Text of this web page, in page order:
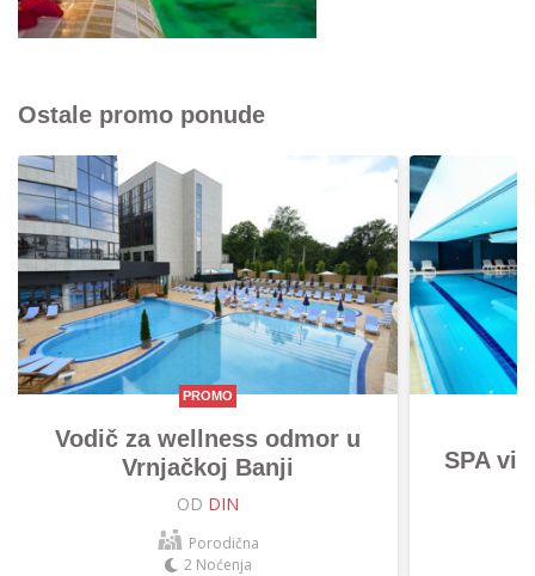
Ostale promo ponude
PROMO
Vodič za wellness odmor u
Vrnjačkoj Banji
OD DIN
Porodična
2 Noćenja
SPA